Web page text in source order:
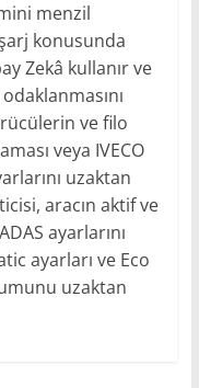
menzil
konusunda
Zekâ kullanır ve
ve filo
veya IVECO
uzaktan
aracın aktif ve
ayarlarını
ayarları ve Eco
uzaktan